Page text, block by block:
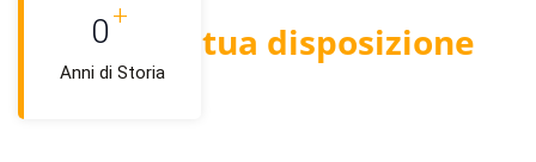
0 +
Anni di Storia
Siamo a tua disposizione